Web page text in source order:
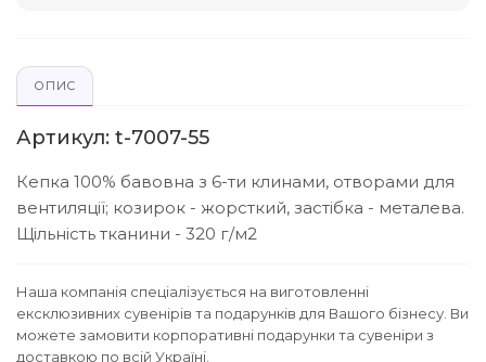
ОПИС
Артикул: t-7007-55
Кепка 100% бавовна з 6-ти клинами, отворами для
вентиляції; козирок - жорсткий, застібка - металева.
Щільність тканини - 320 г/м2
Наша компанія спеціалізується на виготовленні
ексклюзивних сувенірів та подарунків для Вашого бізнесу. Ви
можете замовити корпоративні подарунки та сувеніри з
доставкою по всій Україні.